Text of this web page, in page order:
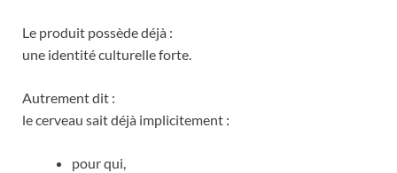
Le produit possède déjà :
une identité culturelle forte.
Autrement dit :
le cerveau sait déjà implicitement :
pour qui,